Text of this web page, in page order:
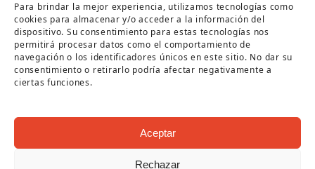
Para brindar la mejor experiencia, utilizamos tecnologías como
cookies para almacenar y/o acceder a la información del
dispositivo. Su consentimiento para estas tecnologías nos
permitirá procesar datos como el comportamiento de
navegación o los identificadores únicos en este sitio. No dar su
consentimiento o retirarlo podría afectar negativamente a
ciertas funciones.
Aceptar
Rechazar
Página cofinanciada por la Diputación de Córdoba